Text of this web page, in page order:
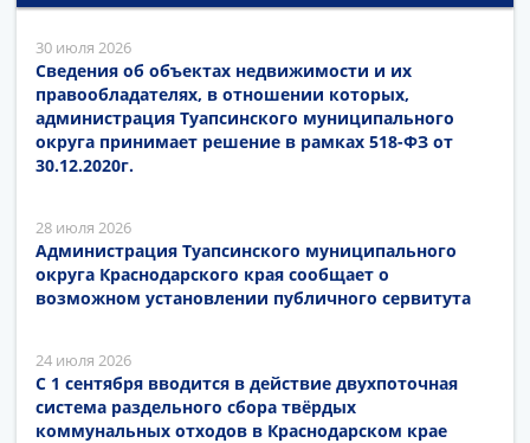
30 июля 2026
Сведения об объектах недвижимости и их
правообладателях, в отношении которых,
администрация Туапсинского муниципального
округа принимает решение в рамках 518-ФЗ от
30.12.2020г.
28 июля 2026
Администрация Туапсинского муниципального
округа Краснодарского края сообщает о
возможном установлении публичного сервитута
24 июля 2026
С 1 сентября вводится в действие двухпоточная
система раздельного сбора твёрдых
коммунальных отходов в Краснодарском крае